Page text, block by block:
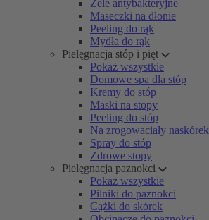
Żele antybakteryjne
Maseczki na dłonie
Peeling do rąk
Mydła do rąk
Pielęgnacja stóp i pięt
Pokaż wszystkie
Domowe spa dla stóp
Kremy do stóp
Maski na stopy
Peeling do stóp
Na zrogowaciały naskórek
Spray do stóp
Zdrowe stopy
Pielęgnacja paznokci
Pokaż wszystkie
Pilniki do paznokci
Cążki do skórek